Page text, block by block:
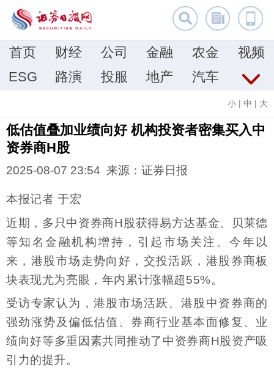
首页 财经 公司 金融 农金
视频
ESG
路演 投服 地产 汽车
小 | 中 | 大
低估值叠加业绩向好 机构投资者密集买入中
资券商H股
2025-08-07 23:54 来源：证券日报
本报记者 于宏
近期，多只中资券商H股获得易方达基金、贝莱德
等知名金融机构增持，引起市场关注。今年以
来，港股市场走势向好，交投活跃，港股券商板
块表现尤为亮眼，年内累计涨幅超55%。
受访专家认为，港股市场活跃、港股中资券商的
强劲涨势及偏低估值、券商行业基本面修复、业
绩向好等多重因素共同推动了中资券商H股资产吸
引力的提升。